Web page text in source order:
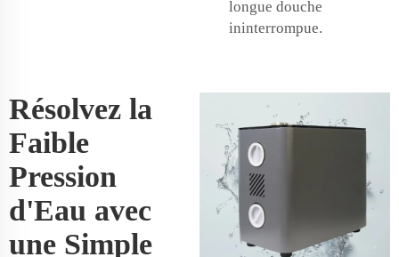
longue douche
ininterrompue.
Résolvez la
Faible
Pression
d'Eau avec
une Simple